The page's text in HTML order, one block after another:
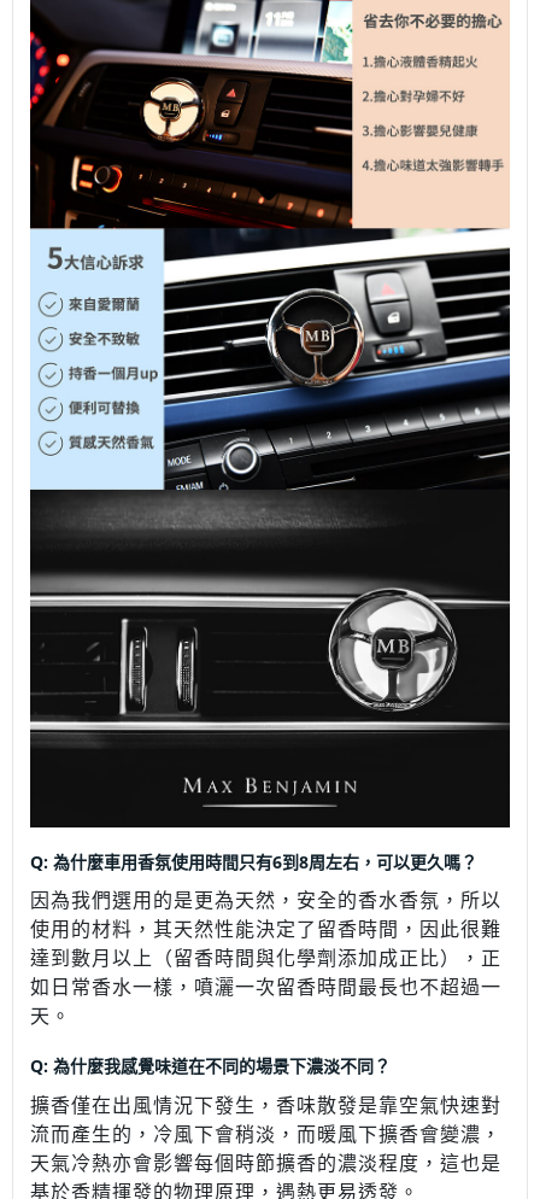
Q: 為什麼車用香氛使用時間只有6到8周左右，可以更久嗎？
因為我們選用的是更為天然，安全的香水香氛，所以
使用的材料，其天然性能決定了留香時間，因此很難
達到數月以上（留香時間與化學劑添加成正比），正
如日常香水一樣，噴灑一次留香時間最長也不超過一
天。
Q: 為什麼我感覺味道在不同的場景下濃淡不同？
擴香僅在出風情況下發生，香味散發是靠空氣快速對
流而產生的，冷風下會稍淡，而暖風下擴香會變濃，
天氣冷熱亦會影響每個時節擴香的濃淡程度，這也是
基於香精揮發的物理原理，遇熱更易透發。